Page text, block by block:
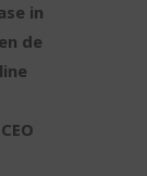
in
de